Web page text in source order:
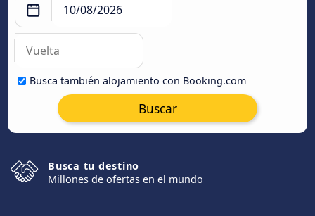
Busca también alojamiento con Booking.com
Buscar
Busca tu destino
Millones de ofertas en el mundo